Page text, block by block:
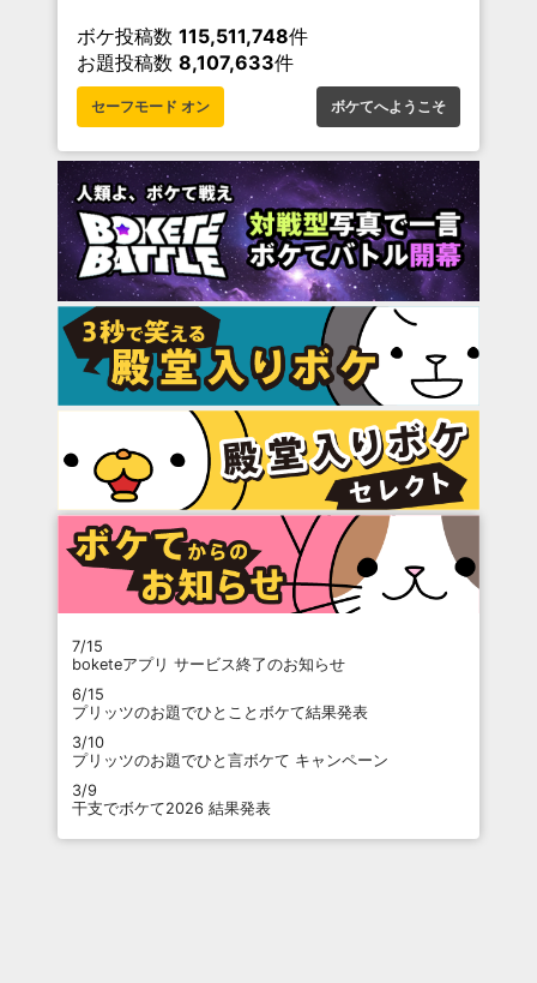
ボケ投稿数 115,511,748件
お題投稿数 8,107,633件
セーフモード オン ボケてへようこそ
7/15
boketeアプリ サービス終了のお知らせ
6/15
プリッツのお題でひとことボケて結果発表
3/10
プリッツのお題でひと言ボケて キャンペーン
3/9
干支でボケて2026 結果発表